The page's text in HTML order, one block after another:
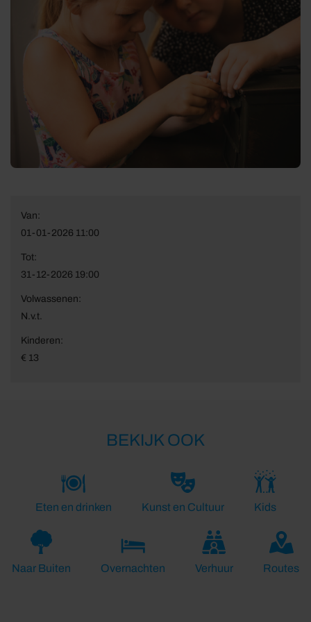
Van:
01-01-2026 11:00
Tot:
31-12-2026 19:00
Volwassenen:
N.v.t.
Kinderen:
€ 13
BEKIJK OOK
Eten en drinken Kunst en Cultuur Kids
Naar Buiten Overnachten Verhuur Routes